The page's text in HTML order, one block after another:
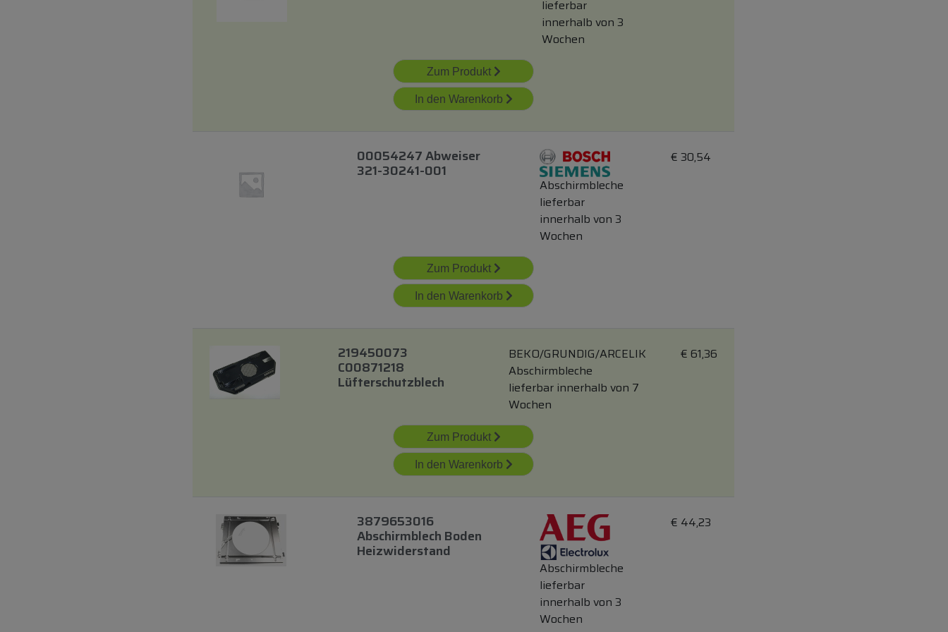
lieferbar
innerhalb von 3
Wochen
Zum Produkt
In den Warenkorb
00054247 Abweiser
321-30241-001
Abschirmbleche
lieferbar
innerhalb von 3
Wochen
€ 30,54
Zum Produkt
In den Warenkorb
219450073
C00871218
Lüfterschutzblech
BEKO/GRUNDIG/ARCELIK
Abschirmbleche
lieferbar innerhalb von 7
Wochen
€ 61,36
Zum Produkt
In den Warenkorb
3879653016
Abschirmblech Boden
Heizwiderstand
Abschirmbleche
lieferbar
innerhalb von 3
Wochen
€ 44,23